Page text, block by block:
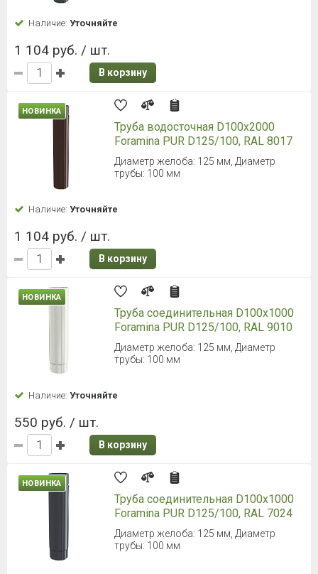
Наличие: Уточняйте
1 104 руб. / шт.
В корзину
НОВИНКА
Труба водосточная D100х2000
Foramina PUR D125/100, RAL 8017
Диаметр желоба: 125 мм, Диаметр
трубы: 100 мм
Наличие: Уточняйте
1 104 руб. / шт.
В корзину
НОВИНКА
Труба соединительная D100х1000
Foramina PUR D125/100, RAL 9010
Диаметр желоба: 125 мм, Диаметр
трубы: 100 мм
Наличие: Уточняйте
550 руб. / шт.
В корзину
НОВИНКА
Труба соединительная D100х1000
Foramina PUR D125/100, RAL 7024
Диаметр желоба: 125 мм, Диаметр
трубы: 100 мм